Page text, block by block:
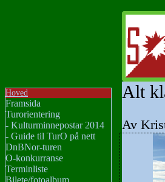
Hoved
Framsida
Turorientering
- Kulturminnepostar 2014
- Guide til TurO på nett
DnBNor-turen
O-konkurranse
Terminliste
Bilete/fotoalbum
Alt
Av